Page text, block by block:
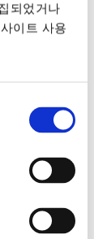
되었거나
이트 사용